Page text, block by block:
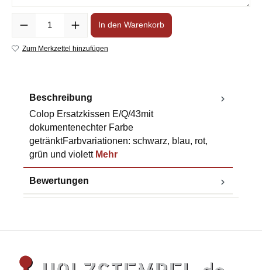
In den Warenkorb
Zum Merkzettel hinzufügen
Beschreibung
Colop Ersatzkissen E/Q/43mit
dokumentenechter Farbe
getränktFarbvariationen: schwarz, blau, rot,
grün und violett Mehr
Bewertungen